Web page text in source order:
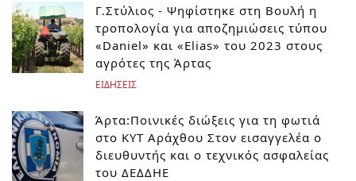
Γ.Στύλιος - Ψηφίστηκε στη Βουλή η
τροπολογία για αποζημιώσεις τύπου
«Daniel» και «Elias» του 2023 στους
αγρότες της Άρτας
ΕΙΔΗΣΕΙΣ
Άρτα:Ποινικές διώξεις για τη φωτιά
στο ΚΥΤ Αράχθου Στον εισαγγελέα ο
διευθυντής και ο τεχνικός ασφαλείας
του ΔΕΔΔΗΕ